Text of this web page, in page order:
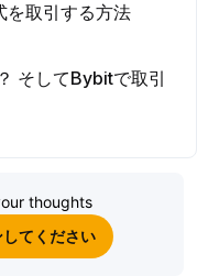
取引する方法
そしてBybitで取引
thoughts
てください